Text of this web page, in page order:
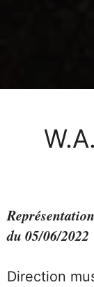
du 05/06/2022
Direction